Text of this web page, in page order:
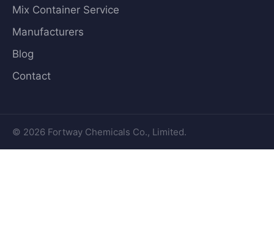
Mix Container Service
Manufacturers
Blog
Contact
© 2026 Fortway Chemicals Co., Limited.